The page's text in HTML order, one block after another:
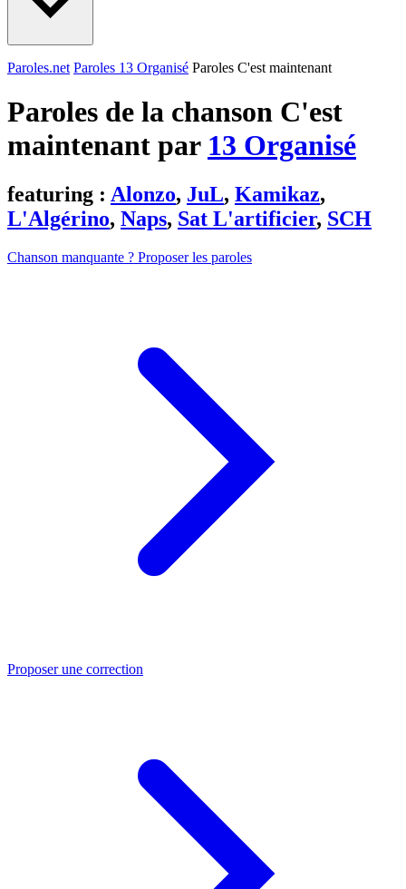
Paroles.net Paroles 13 Organisé Paroles C'est maintenant
Paroles de la chanson C'est
maintenant par 13 Organisé
featuring : Alonzo, JuL, Kamikaz,
L'Algérino, Naps, Sat L'artificier, SCH
Chanson manquante ? Proposer les paroles
Proposer une correction